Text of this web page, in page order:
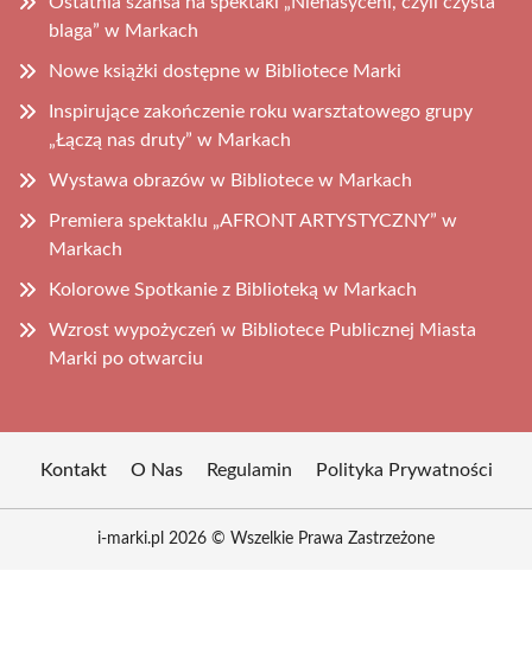
blaga” w Markach
Nowe książki dostępne w Bibliotece Marki
Inspirujące zakończenie roku warsztatowego grupy
„Łączą nas druty” w Markach
Wystawa obrazów w Bibliotece w Markach
Premiera spektaklu „AFRONT ARTYSTYCZNY” w
Markach
Kolorowe Spotkanie z Biblioteką w Markach
Wzrost wypożyczeń w Bibliotece Publicznej Miasta
Marki po otwarciu
Kontakt O Nas Regulamin Polityka Prywatności
i-marki.pl 2026 © Wszelkie Prawa Zastrzeżone